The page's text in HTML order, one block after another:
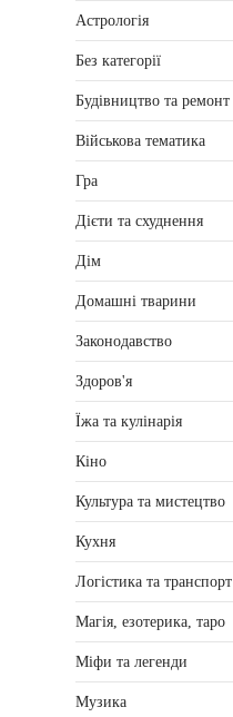
Астрологія
Без категорії
Будівництво та ремонт
Військова тематика
Гра
Дієти та схуднення
Дім
Домашні тварини
Законодавство
Здоров'я
Їжа та кулінарія
Кіно
Культура та мистецтво
Кухня
Логістика та транспорт
Магія, езотерика, таро
Міфи та легенди
Музика